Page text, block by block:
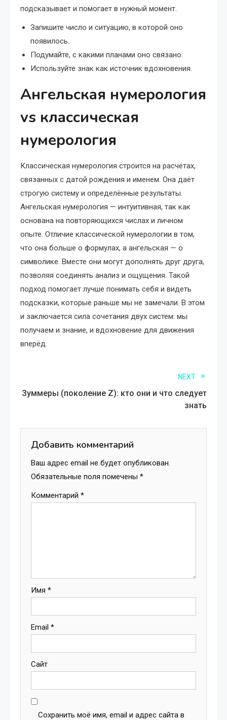
подсказывает и помогает в нужный момент.
Запишите число и ситуацию, в которой оно
появилось.
Подумайте, с какими планами оно связано.
Используйте знак как источник вдохновения.
Ангельская нумерология
vs классическая
нумерология
Классическая нумерология строится на расчётах,
связанных с датой рождения и именем. Она даёт
строгую систему и определённые результаты.
Ангельская нумерология — интуитивная, так как
основана на повторяющихся числах и личном
опыте. Отличие классической нумерологии в том,
что она больше о формулах, а ангельская — о
символике. Вместе они могут дополнять друг друга,
позволяя соединять анализ и ощущения. Такой
подход помогает лучше понимать себя и видеть
подсказки, которые раньше мы не замечали. В этом
и заключается сила сочетания двух систем: мы
получаем и знание, и вдохновение для движения
вперёд.
more
articles
NEXT
Зуммеры (поколение Z): кто они и что следует
знать
Добавить комментарий
Ваш адрес email не будет опубликован.
Обязательные поля помечены *
Комментарий *
Имя *
Email *
Сайт
Сохранить моё имя, email и адрес сайта в